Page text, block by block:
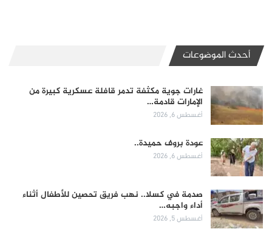
أحدث الموضوعات
غارات جوية مكثفة تدمر قافلة عسكرية كبيرة من
الإمارات قادمة…
أغسطس 6, 2026
عودة بروف حميدة..
أغسطس 6, 2026
صدمة في كسلا.. نهب فريق تحصين للأطفال أثناء
أداء واجبه…
أغسطس 5, 2026